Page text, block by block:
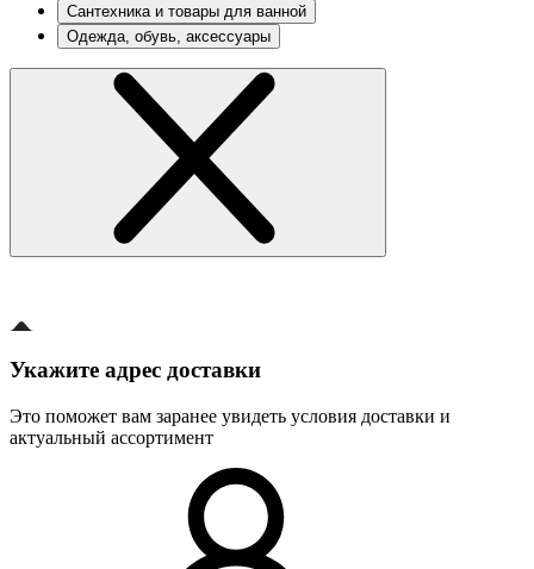
Сантехника и товары для ванной
Одежда, обувь, аксессуары
Укажите адрес доставки
Это поможет вам заранее увидеть условия доставки и
актуальный ассортимент